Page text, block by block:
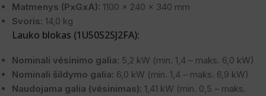
Matmenys (PxGxA): 1100 x 240 x 340 mm
Svoris: 14,0 kg
Lauko blokas (1U50S2SJ2FA):
Nominali vėsinimo galia: 5,2 kW (min. 1,4 – maks. 6,0 kW)
Nominali šildymo galia: 6,0 kW (min. 1,4 – maks. 6,9 kW)
Naudojama galia (vėsinimas): 1,41 kW (min. 0,5 – maks.